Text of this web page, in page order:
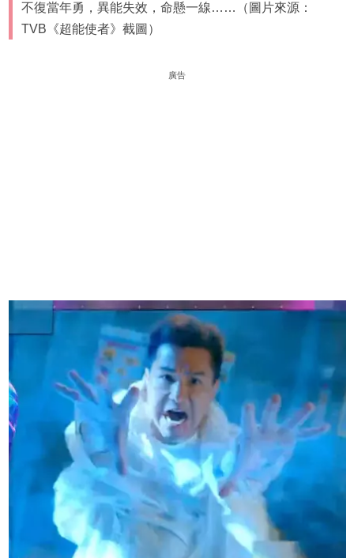
不復當年勇，異能失效，命懸一線……（圖片來源：
TVB《超能使者》截圖）
廣告